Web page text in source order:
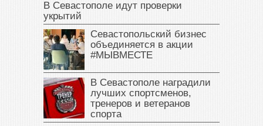
В Севастополе идут проверки
укрытий
Севастопольский бизнес
объединяется в акции
#МЫВМЕСТЕ
В Севастополе наградили
лучших спортсменов,
тренеров и ветеранов
спорта